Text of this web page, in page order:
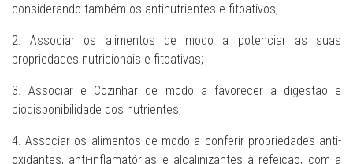
considerando também os antinutrientes e fitoativos;
2. Associar os alimentos de modo a potenciar as suas
propriedades nutricionais e fitoativas;
3. Associar e Cozinhar de modo a favorecer a digestão e
biodisponibilidade dos nutrientes;
4. Associar os alimentos de modo a conferir propriedades anti-
oxidantes, anti-inflamatórias e alcalinizantes à refeição, com a